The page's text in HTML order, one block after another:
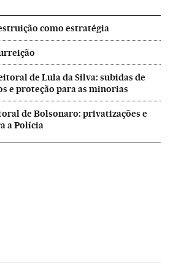
como estratégia
de Lula da Silva: subidas de
e proteção para as minorias
de Bolsonaro: privatizações e
a Polícia